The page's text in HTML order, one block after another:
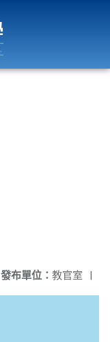
發布單位： 教官室 |